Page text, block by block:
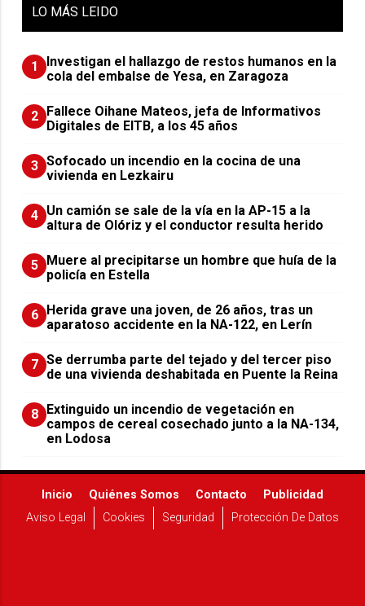
LO MÁS LEIDO
1
Investigan el hallazgo de restos humanos en la
cola del embalse de Yesa, en Zaragoza
2 Fallece Oihane Mateos, jefa de Informativos
Digitales de EITB, a los 45 años
3 Sofocado un incendio en la cocina de una
vivienda en Lezkairu
4 Un camión se sale de la vía en la AP-15 a la
altura de Olóriz y el conductor resulta herido
5 Muere al precipitarse un hombre que huía de la
policía en Estella
6 Herida grave una joven, de 26 años, tras un
aparatoso accidente en la NA-122, en Lerín
7 Se derrumba parte del tejado y del tercer piso
de una vivienda deshabitada en Puente la Reina
8 Extinguido un incendio de vegetación en
campos de cereal cosechado junto a la NA-134,
en Lodosa
Inicio Quiénes Somos Contacto
Publicidad
Aviso Legal
Cookies Seguridad Protección De Datos